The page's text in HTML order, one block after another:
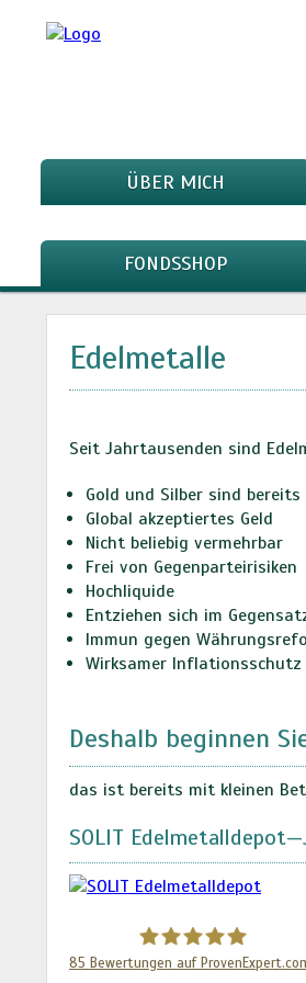
ÜBER MICH
FONDSSHOP
Edelmetalle
Seit Jahrtausenden sind
Gold und Silber sind
Global akzeptiertes Geld
Nicht beliebig vermehrbar
Frei von Gegenparteirisiken
Hochliquide
Entziehen sich im
Immun gegen
Wirksamer Inflationsschutz
Deshalb beginnen
das ist bereits mit kleinen
SOLIT
85 Bewertungen auf